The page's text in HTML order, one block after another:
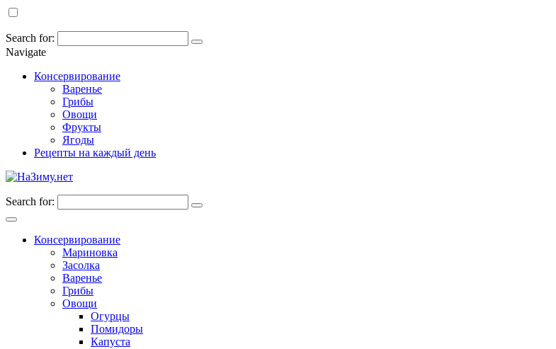
Search for:
Navigate
Консервирование
Варенье
Грибы
Овощи
Фрукты
Ягоды
Рецепты на каждый день
Search for:
Консервирование
Мариновка
Засолка
Варенье
Грибы
Овощи
Огурцы
Помидоры
Капуста